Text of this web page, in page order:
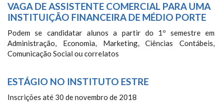
VAGA DE ASSISTENTE COMERCIAL PARA UMA
INSTITUIÇÃO FINANCEIRA DE MÉDIO PORTE
Podem se candidatar alunos a partir do 1º semestre em
Administração, Economia, Marketing, Ciências Contábeis,
Comunicação Social ou correlatos
ESTÁGIO NO INSTITUTO ESTRE
Inscrições até 30 de novembro de 2018